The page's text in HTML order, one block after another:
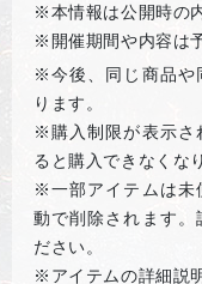
※本情報は公開時の
※開催期間や内容は
※今後、同じ商品や
ります。
※購入制限が表示さ
ると購入できなくな
※一部アイテムは未
動で削除されます。
ださい。
※アイテムの詳細説